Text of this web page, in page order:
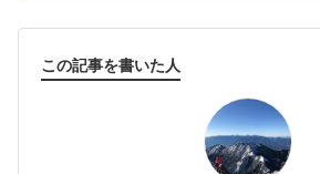
この記事を書いた人